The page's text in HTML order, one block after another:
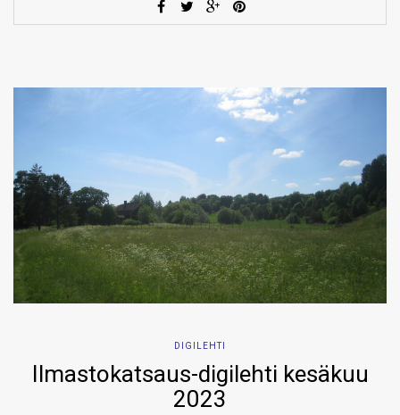
DIGILEHTI
Ilmastokatsaus-digilehti kesäkuu
2023